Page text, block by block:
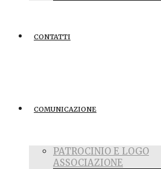
CONTATTI
COMUNICAZIONE
PATROCINIO E LOGO
ASSOCIAZIONE